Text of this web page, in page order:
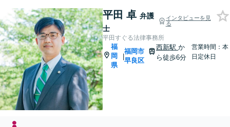
平田 卓 弁護
士
インタビューを見
る
平田すぐる法律事務所
福
岡
県
|
福岡市
早良区
西新駅 か
ら徒歩6分
営業時間：本
日定休日